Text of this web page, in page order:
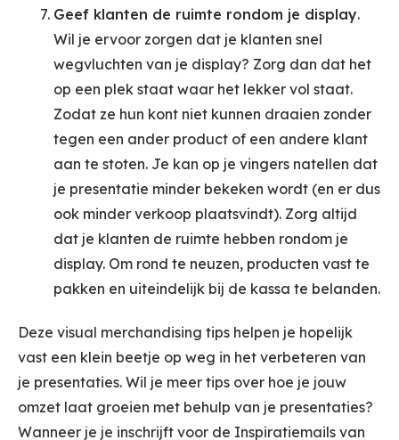
Geef klanten de ruimte rondom je display.
Wil je ervoor zorgen dat je klanten snel
wegvluchten van je display? Zorg dan dat het
op een plek staat waar het lekker vol staat.
Zodat ze hun kont niet kunnen draaien zonder
tegen een ander product of een andere klant
aan te stoten. Je kan op je vingers natellen dat
je presentatie minder bekeken wordt (en er dus
ook minder verkoop plaatsvindt). Zorg altijd
dat je klanten de ruimte hebben rondom je
display. Om rond te neuzen, producten vast te
pakken en uiteindelijk bij de kassa te belanden.
Deze visual merchandising tips helpen je hopelijk
vast een klein beetje op weg in het verbeteren van
je presentaties. Wil je meer tips over hoe je jouw
omzet laat groeien met behulp van je presentaties?
Wanneer je je inschrijft voor de Inspiratiemails van